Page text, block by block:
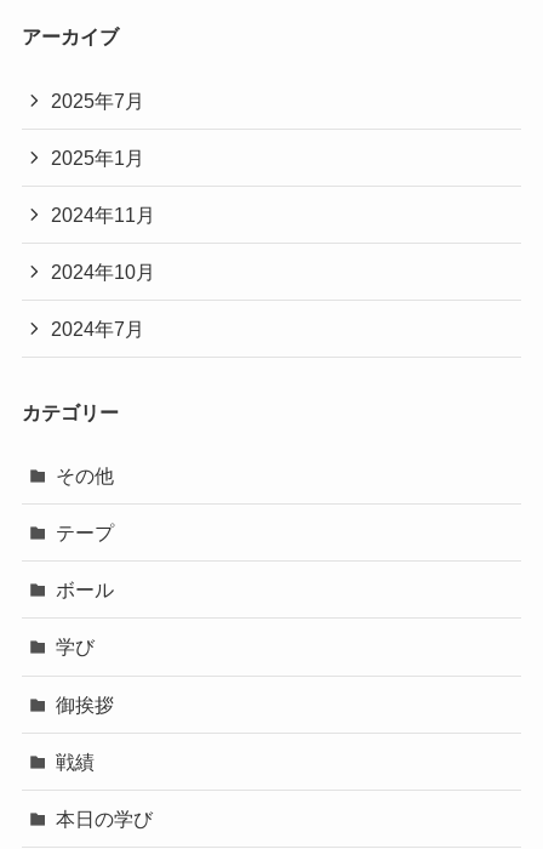
アーカイブ
2025年7月
2025年1月
2024年11月
2024年10月
2024年7月
カテゴリー
その他
テープ
ボール
学び
御挨拶
戦績
本日の学び